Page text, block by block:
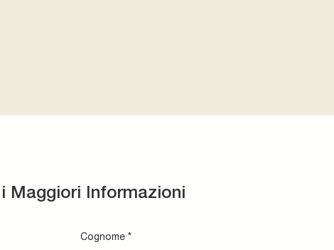
Maggiori Informazioni